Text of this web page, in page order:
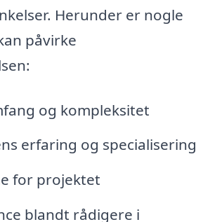
Herunder er nogle
påvirke
og kompleksitet
erfaring og specialisering
for projektet
blandt rådigere i